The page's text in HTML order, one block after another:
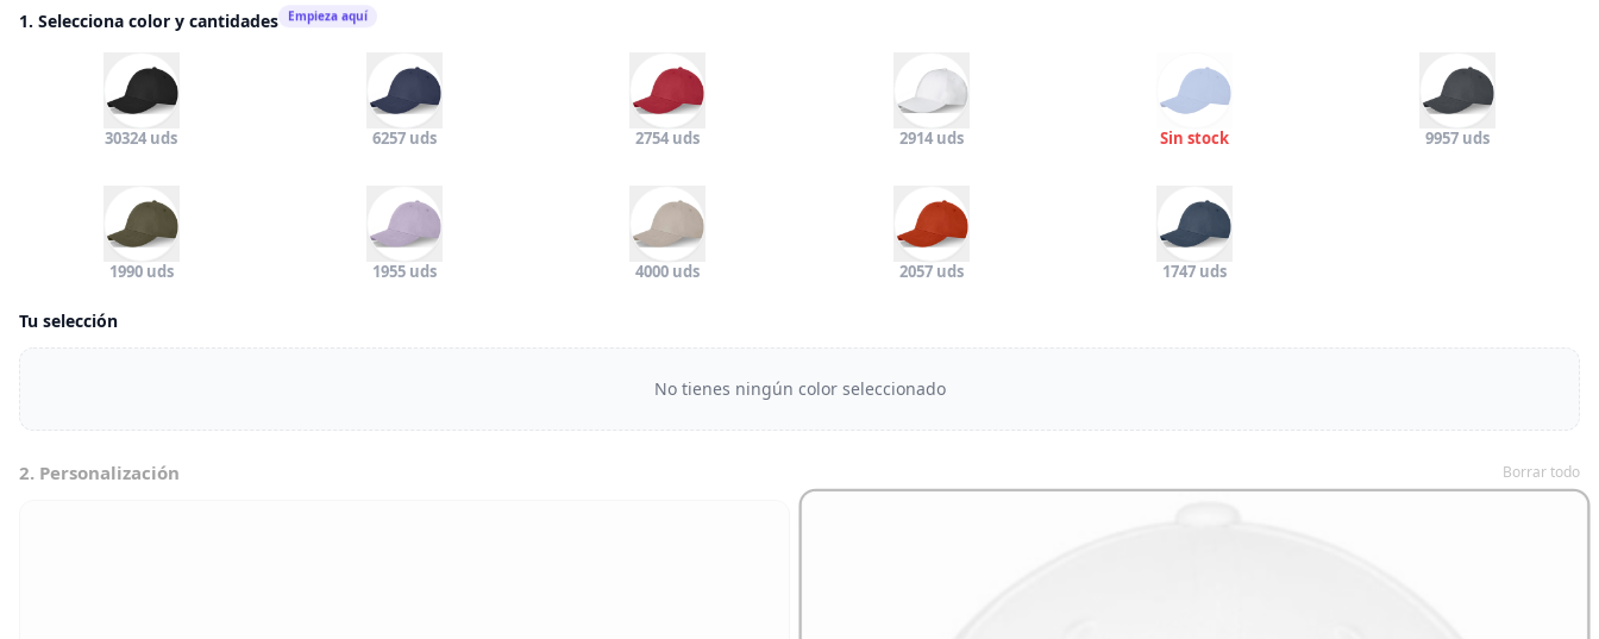
1. Selecciona color y cantidades Empieza aquí
30324 uds 6257 uds 2754 uds 2914 uds Sin stock 9957 uds
1990 uds 1955 uds 4000 uds 2057 uds 1747 uds
Tu selección
No tienes ningún color seleccionado
2. Personalización Borrar todo